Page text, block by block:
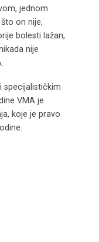
jednom
on nije,
bolesti lažan,
nije
specijalističkim
VMA je
koje je pravo